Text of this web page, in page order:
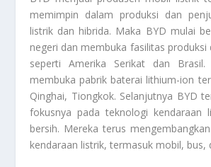
memimpin dalam produksi dan
listrik dan hibrida. Maka BYD mulai
negeri dan membuka fasilitas produksi
seperti Amerika Serikat dan Brasil.
membuka pabrik baterai lithium-ion
Qinghai, Tiongkok. Selanjutnya BYD
fokusnya pada teknologi kendaraan
bersih. Mereka terus
kendaraan listrik, termasuk mobil, bus,